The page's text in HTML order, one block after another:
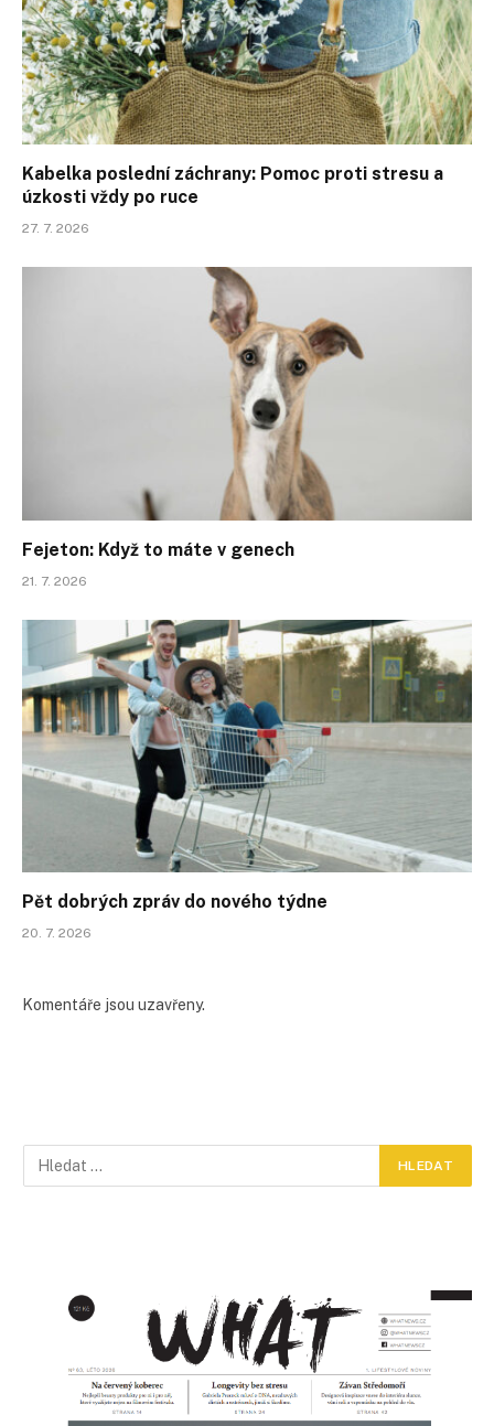
Kabelka poslední záchrany: Pomoc proti stresu a
úzkosti vždy po ruce
27. 7. 2026
Fejeton: Když to máte v genech
21. 7. 2026
Pět dobrých zpráv do nového týdne
20. 7. 2026
Komentáře jsou uzavřeny.